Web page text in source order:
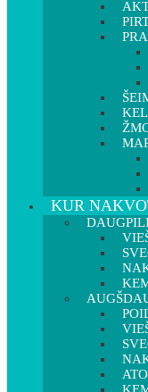
KUR